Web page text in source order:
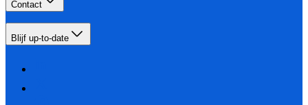
Contact
Blijf up-to-date